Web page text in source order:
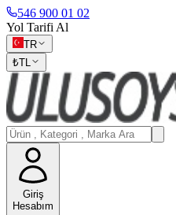
546 900 01 02
Yol Tarifi Al
TR
₺TL
Giriş
Hesabım